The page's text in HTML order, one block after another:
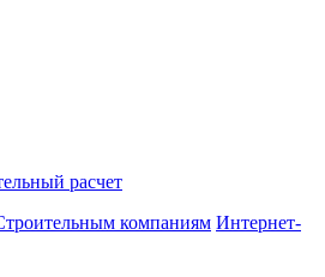
расчет
компаниям Интернет-